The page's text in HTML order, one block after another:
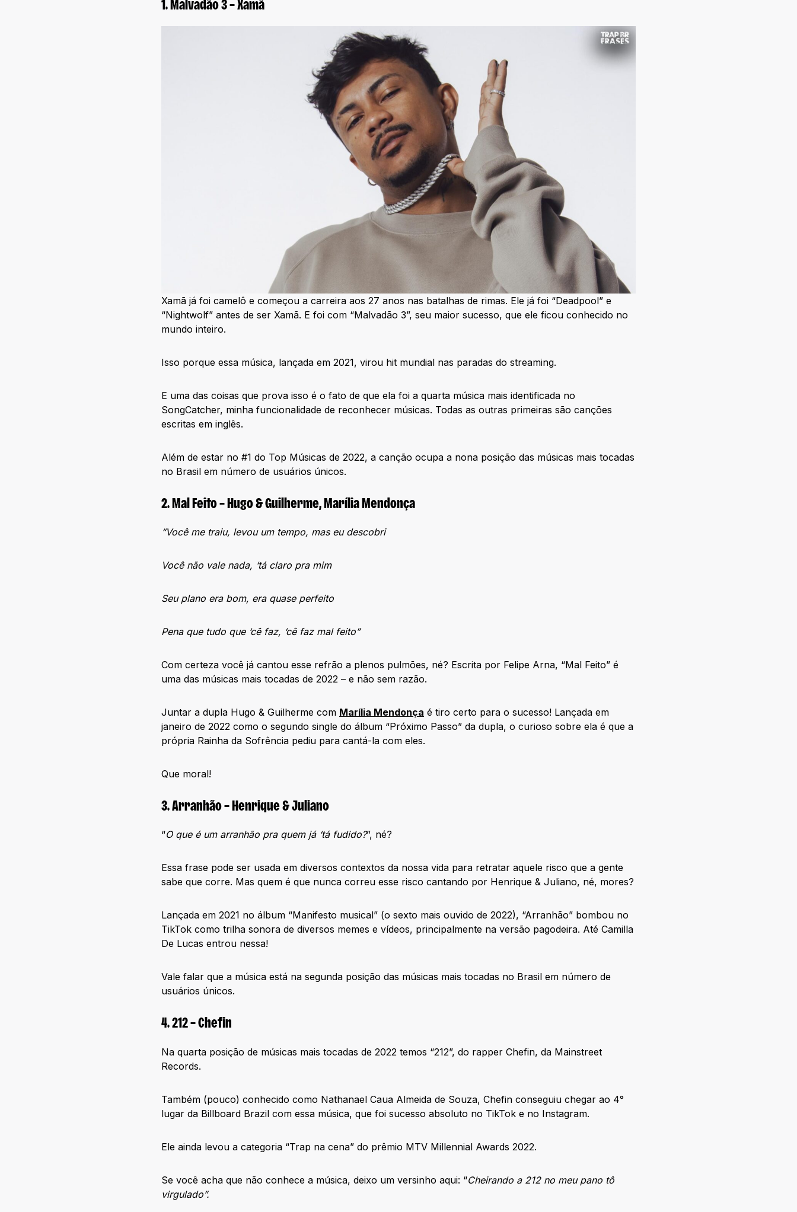
1. Malvadão 3 – Xamã
Xamã já foi camelô e começou a carreira aos 27 anos nas batalhas de rimas. Ele já foi “Deadpool” e
“Nightwolf” antes de ser Xamã. E foi com “Malvadão 3”, seu maior sucesso, que ele ficou conhecido no
mundo inteiro.
Isso porque essa música, lançada em 2021, virou hit mundial nas paradas do streaming.
E uma das coisas que prova isso é o fato de que ela foi a quarta música mais identificada no
SongCatcher, minha funcionalidade de reconhecer músicas. Todas as outras primeiras são canções
escritas em inglês.
Além de estar no #1 do Top Músicas de 2022, a canção ocupa a nona posição das músicas mais tocadas
no Brasil em número de usuários únicos.
2. Mal Feito – Hugo & Guilherme, Marília Mendonça
“Você me traiu, levou um tempo, mas eu descobri
Você não vale nada, ‘tá claro pra mim
Seu plano era bom, era quase perfeito
Pena que tudo que ‘cê faz, ‘cê faz mal feito”
Com certeza você já cantou esse refrão a plenos pulmões, né? Escrita por Felipe Arna, “Mal Feito” é
uma das músicas mais tocadas de 2022 – e não sem razão.
Juntar a dupla Hugo & Guilherme com Marília Mendonça é tiro certo para o sucesso! Lançada em
janeiro de 2022 como o segundo single do álbum “Próximo Passo” da dupla, o curioso sobre ela é que a
própria Rainha da Sofrência pediu para cantá-la com eles.
Que moral!
3. Arranhão – Henrique & Juliano
“O que é um arranhão pra quem já ‘tá fudido?”, né?
Essa frase pode ser usada em diversos contextos da nossa vida para retratar aquele risco que a gente
sabe que corre. Mas quem é que nunca correu esse risco cantando por Henrique & Juliano, né, mores?
Lançada em 2021 no álbum “Manifesto musical” (o sexto mais ouvido de 2022), “Arranhão” bombou no
TikTok como trilha sonora de diversos memes e vídeos, principalmente na versão pagodeira. Até Camilla
De Lucas entrou nessa!
Vale falar que a música está na segunda posição das músicas mais tocadas no Brasil em número de
usuários únicos.
4. 212 – Chefin
Na quarta posição de músicas mais tocadas de 2022 temos “212”, do rapper Chefin, da Mainstreet
Records.
Também (pouco) conhecido como Nathanael Caua Almeida de Souza, Chefin conseguiu chegar ao 4°
lugar da Billboard Brazil com essa música, que foi sucesso absoluto no TikTok e no Instagram.
Ele ainda levou a categoria “Trap na cena” do prêmio MTV Millennial Awards 2022.
Se você acha que não conhece a música, deixo um versinho aqui: “Cheirando a 212 no meu pano tô
virgulado”.